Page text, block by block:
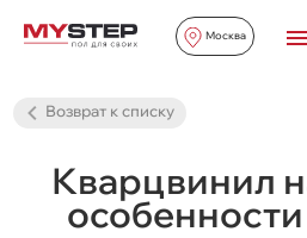
Москва
Возврат к списку
Кварцвинил